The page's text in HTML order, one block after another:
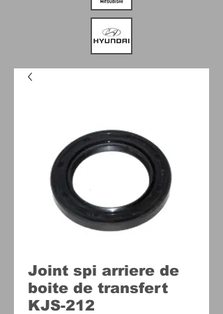
Joint spi arriere de
boite de transfert
KJS-212